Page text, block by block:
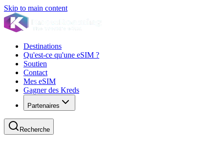
Skip to main content
Destinations
Qu'est-ce qu'une eSIM ?
Soutien
Contact
Mes eSIM
Gagner des Kreds
Partenaires
Recherche